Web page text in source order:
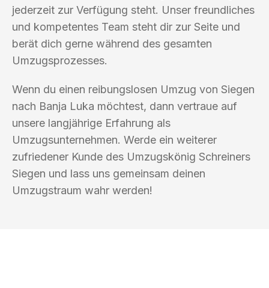
jederzeit zur Verfügung steht. Unser freundliches
und kompetentes Team steht dir zur Seite und
berät dich gerne während des gesamten
Umzugsprozesses.
Wenn du einen reibungslosen Umzug von Siegen
nach Banja Luka möchtest, dann vertraue auf
unsere langjährige Erfahrung als
Umzugsunternehmen. Werde ein weiterer
zufriedener Kunde des Umzugskönig Schreiners
Siegen und lass uns gemeinsam deinen
Umzugstraum wahr werden!